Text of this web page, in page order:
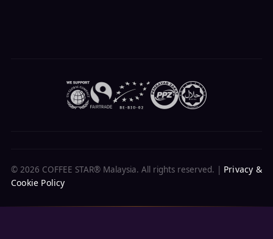
© 2026 COFFEE STAR® Malaysia. All rights reserved. | Privacy &
Cookie Policy